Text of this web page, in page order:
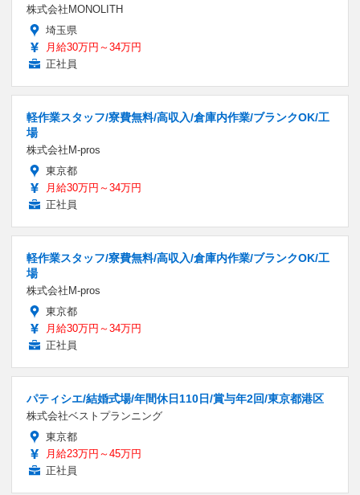
株式会社MONOLITH
埼玉県
月給30万円～34万円
正社員
軽作業スタッフ/寮費無料/高収入/倉庫内作業/ブランクOK/工
場
株式会社M-pros
東京都
月給30万円～34万円
正社員
軽作業スタッフ/寮費無料/高収入/倉庫内作業/ブランクOK/工
場
株式会社M-pros
東京都
月給30万円～34万円
正社員
パティシエ/結婚式場/年間休日110日/賞与年2回/東京都港区
株式会社ベストプランニング
東京都
月給23万円～45万円
正社員